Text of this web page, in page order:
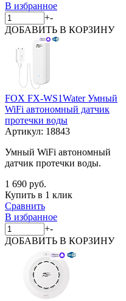
В избранное
+-
ДОБАВИТЬ В КОРЗИНУ
FOX FX-WS1Water Умный
WiFi автономный датчик
протечки воды
Артикул: 18843
Умный WiFi автономный
датчик протечки воды.
1 690 руб.
Купить в 1 клик
Сравнить
В избранное
+-
ДОБАВИТЬ В КОРЗИНУ